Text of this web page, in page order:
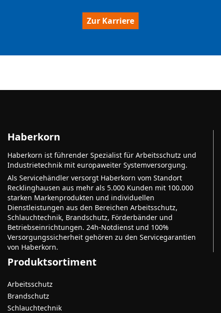
Zur Karriere
Haberkorn
Haberkorn ist führender Spezialist für Arbeitsschutz und
Industrietechnik mit europaweiter Systemversorgung.
Als Servicehändler versorgt Haberkorn vom Standort
Recklinghausen aus mehr als 5.000 Kunden mit 100.000
starken Markenprodukten und individuellen
Dienstleistungen aus den Bereichen Arbeitsschutz,
Schlauchtechnik, Brandschutz, Förderbänder und
Betriebseinrichtungen. 24h-Notdienst und 100%
Versorgungssicherheit gehören zu den Servicegarantien
von Haberkorn.
Produktsortiment
Arbeitsschutz
Brandschutz
Schlauchtechnik